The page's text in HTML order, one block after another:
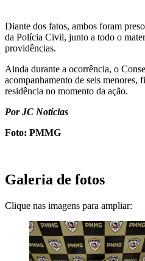
Diante dos fatos, ambos foram
da Polícia Civil, junto a todo o
providências.
Ainda durante a ocorrência, o
acompanhamento de seis menores,
residência no momento da ação.
Por JC Notícias
Foto: PMMG
Galeria de fotos
Clique nas imagens para ampliar: